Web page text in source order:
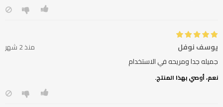
يوسف نوفل
منذ 2 شهر
جميله جدا ومريحه في الاستخدام
نعم، أوصي بهذا المنتج.